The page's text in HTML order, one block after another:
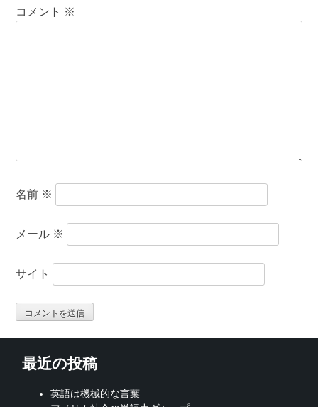
コメント ※
名前 ※
メール ※
サイト
最近の投稿
英語は機械的な言葉